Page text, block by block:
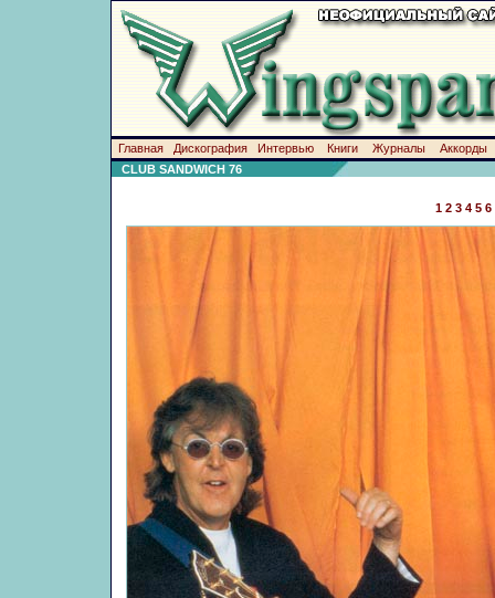
Главная Дискография Интервью Книги Журналы
Аккорды
CLUB SANDWICH 76
1 2 3 4 5 6